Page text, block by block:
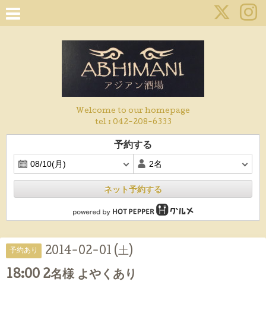
Welcome to our homepage
tel : 042-208-6333
予約する
ネット予約する
予約あり 2014-02-01 (土)
18:00 2名様 よやくあり